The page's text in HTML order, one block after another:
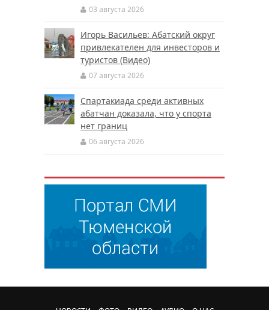
03 августа 2026
Игорь Васильев: Абатский округ
привлекателен для инвесторов и
туристов (Видео)
07 августа 2026
Спартакиада среди активных
абатчан доказала, что у спорта
нет границ
06 августа 2026